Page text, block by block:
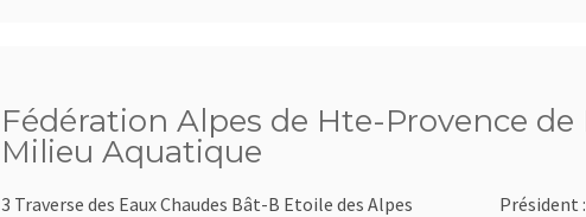
Fédération Alpes de Hte-Provence
Milieu Aquatique
3 Traverse des Eaux Chaudes Bât-B Etoile des Alpes
Président :